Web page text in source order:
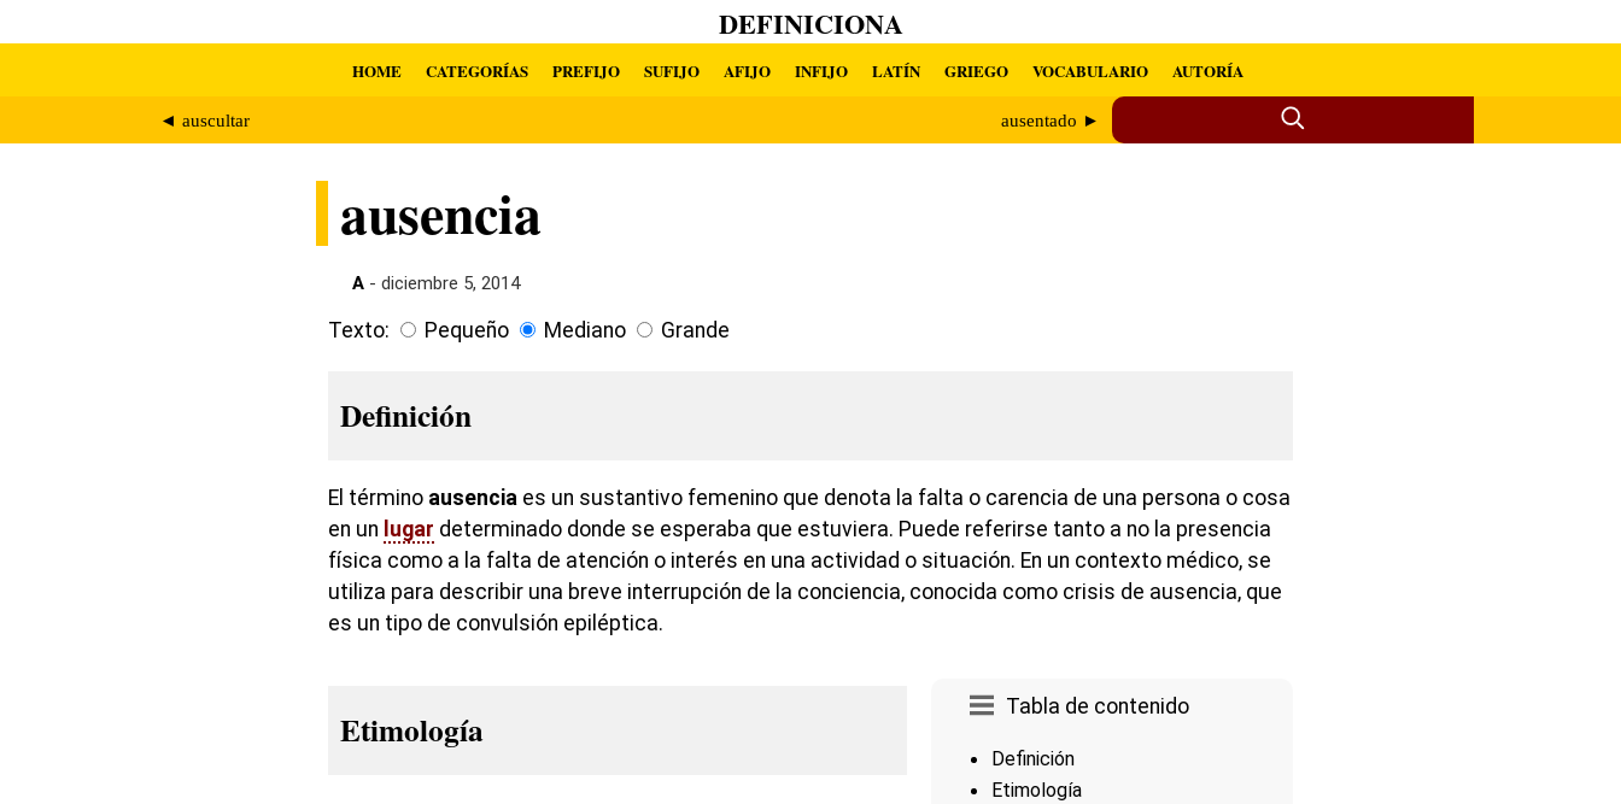
DEFINICIONA
HOME CATEGORÍAS PREFIJO SUFIJO AFIJO INFIJO LATÍN GRIEGO VOCABULARIO AUTORÍA
◄ auscultar ausentado ►
ausencia
A - diciembre 5, 2014
Texto: Pequeño Mediano Grande
Definición
El término ausencia es un sustantivo femenino que denota la falta o carencia de una persona o cosa
en un lugar determinado donde se esperaba que estuviera. Puede referirse tanto a no la presencia
física como a la falta de atención o interés en una actividad o situación. En un contexto médico, se
utiliza para describir una breve interrupción de la conciencia, conocida como crisis de ausencia, que
es un tipo de convulsión epiléptica.
Tabla de contenido
Definición
Etimología
Etimología